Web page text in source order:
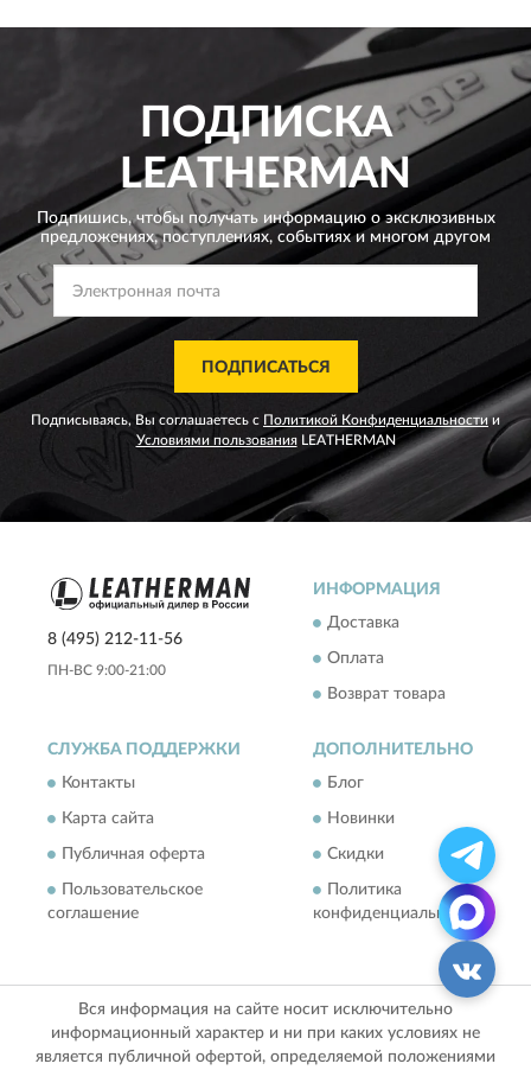
ПОДПИСКА
LEATHERMAN
Подпишись, чтобы получать информацию о эксклюзивных
предложениях,поступлениях, событиях и многом другом
ПОДПИСАТЬСЯ
Подписываясь, Вы соглашаетесь с Политикой Конфиденциальности и
Условиями пользованияLEATHERMAN
8 (495) 212-11-56
ПН-ВС 9:00-21:00
ИНФОРМАЦИЯ
Доставка
Оплата
Возврат товара
СЛУЖБА ПОДДЕРЖКИ
Контакты
Карта сайта
Публичная оферта
Пользовательское
соглашение
ДОПОЛНИТЕЛЬНО
Блог
Новинки
Скидки
Политика
конфиденциальности
Вся информация на сайте носит исключительно
информационный характер и ни при каких условиях не
является публичной офертой, определяемой положениями